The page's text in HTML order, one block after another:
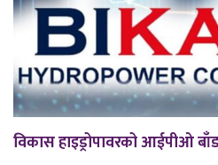
विकास हाइड्रोपावरको आईपीओ